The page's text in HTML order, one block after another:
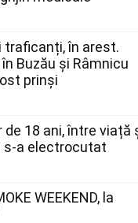
traficanți, în arest.
Buzău și Râmnicu
prinși
de 18 ani, între viață
s-a electrocutat
WEEKEND, la